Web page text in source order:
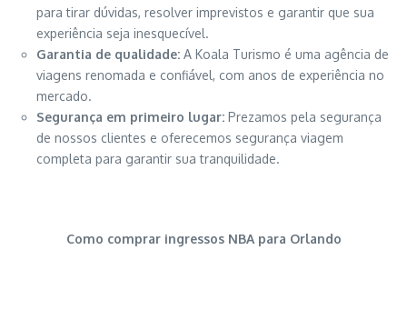
para tirar dúvidas, resolver imprevistos e garantir que sua
experiência seja inesquecível.
Garantia de qualidade: A Koala Turismo é uma agência de
viagens renomada e confiável, com anos de experiência no
mercado.
Segurança em primeiro lugar: Prezamos pela segurança
de nossos clientes e oferecemos segurança viagem
completa para garantir sua tranquilidade.
Como comprar ingressos NBA para Orlando